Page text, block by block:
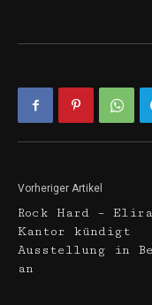
Vorheriger Artikel
Rock Hard –
Kantor kündigt
Ausstellung in
an